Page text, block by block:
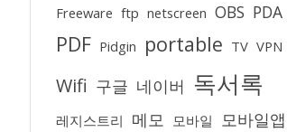
Freeware ftp netscreen OBS PDA
PDF Pidgin portable TV VPN
Wifi 구글 네이버 독서록
레지스트리 메모 모바일 모바일앱